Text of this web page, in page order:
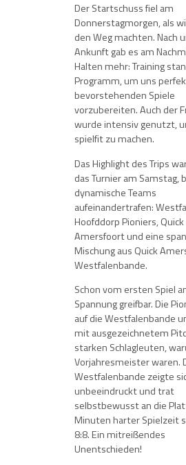
Der Startschuss fiel am
Donnerstagmorgen, als
den Weg machten. Nach
Ankunft gab es am
Halten mehr: Training
Programm, um uns
bevorstehenden Spiele
vorzubereiten. Auch der
wurde intensiv genutzt,
spielfit zu machen.
Das Highlight des Trips
das Turnier am Samstag,
dynamische Teams
aufeinandertrafen:
Hoofddorp Pioniers, Quick
Amersfoort und eine
Mischung aus Quick
Westfalenbande.
Schon vom ersten Spiel
Spannung greifbar. Die
auf die Westfalenbande
mit ausgezeichnetem
starken Schlagleuten,
Vorjahresmeister waren.
Westfalenbande zeigte
unbeeindruckt und trat
selbstbewusst an die
Minuten harter Spielzeit
8:8. Ein mitreißendes
Unentschieden!